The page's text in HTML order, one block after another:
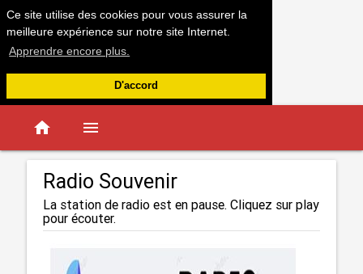
Ce site utilise des cookies pour vous assurer la
meilleure expérience sur notre site Internet.
Apprendre encore plus.
D'accord
home menu
Radio Souvenir
La station de radio est en pause. Cliquez sur play
pour écouter.